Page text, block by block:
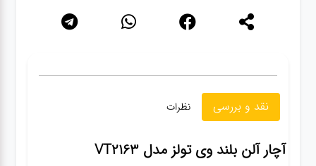
نقد و بررسی نظرات
آچار آلن بلند وی تولز مدل VT2163